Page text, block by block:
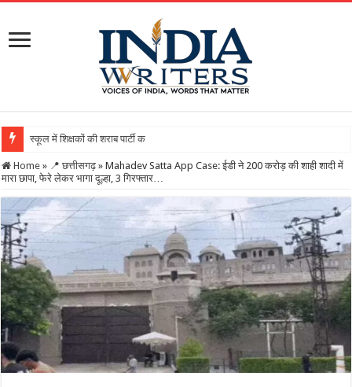
स्कूल में शिक्षकों की शराब पार्टी का वीडियो वायरल, DEO ने थम
Home » 📍 छत्तीसगढ़ » Mahadev Satta App Case: ईडी ने 200 करोड़ की शाही शादी में
मारा छापा, फेरे लेकर भागा दूल्हा, 3 गिरफ्तार…